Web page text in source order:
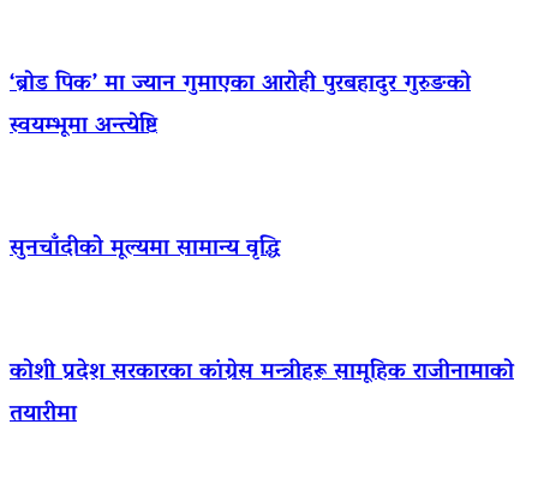
‘ब्रोड पिक’ मा ज्यान गुमाएका आराेही पुरबहादुर गुरुङको
स्वयम्भूमा अन्त्येष्टि
सुनचाँदीको मूल्यमा सामान्य वृद्धि
कोशी प्रदेश सरकारका कांग्रेस मन्त्रीहरू सामूहिक राजीनामाको
तयारीमा